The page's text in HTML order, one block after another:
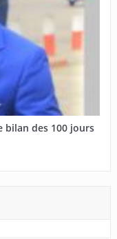
bilan des 100 jours